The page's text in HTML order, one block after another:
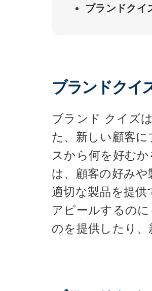
ブランドクイ
ブランドクイ
ブランド クイズ
た、新しい顧客
スから何を好む
は、顧客の好み
適切な製品を提
アピールするの
のを提供したり、